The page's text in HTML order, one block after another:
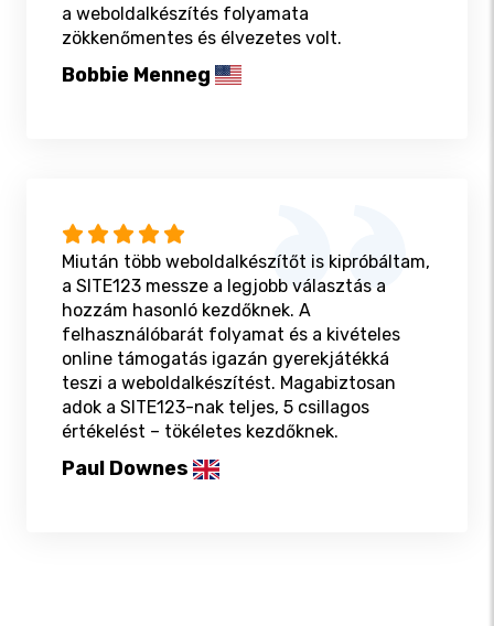
a weboldalkészítés folyamata
zökkenőmentes és élvezetes volt.
Bobbie Menneg
Miután több weboldalkészítőt is kipróbáltam,
a SITE123 messze a legjobb választás a
hozzám hasonló kezdőknek. A
felhasználóbarát folyamat és a kivételes
online támogatás igazán gyerekjátékká
teszi a weboldalkészítést. Magabiztosan
adok a SITE123-nak teljes, 5 csillagos
értékelést – tökéletes kezdőknek.
Paul Downes